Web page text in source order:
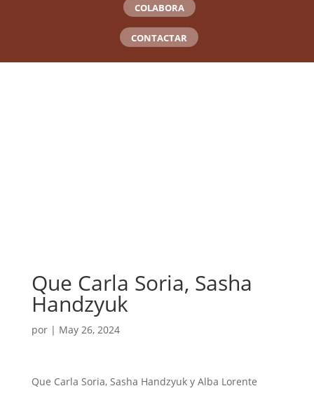
COLABORA
CONTACTAR
Que Carla Soria, Sasha
Handzyuk
por | May 26, 2024
Que Carla Soria, Sasha Handzyuk y Alba Lorente